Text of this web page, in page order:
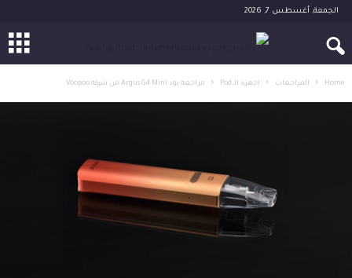
الجمعة, أغسطس 7, 2026
Home المراجعات اجهزة الـ Pod مراجعة بود Argus G4 Mini من شركة Voopoo